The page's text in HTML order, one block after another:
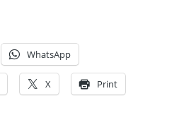
WhatsApp
X Print